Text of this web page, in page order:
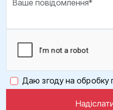
Даю згоду на обробку